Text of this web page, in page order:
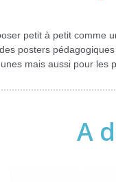
petit à petit comme
posters
mais aussi pour les
A